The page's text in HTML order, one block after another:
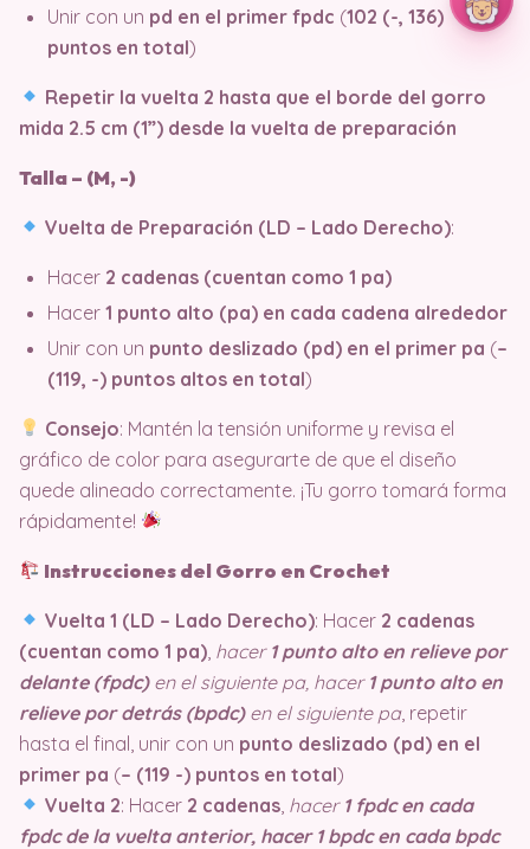
Unir con un pd en el primer fpdc (102 (-, 136)
puntos en total)
Repetir la vuelta 2 hasta que el borde del gorro
mida 2.5 cm (1”) desde la vuelta de preparación
Talla – (M, -)
Vuelta de Preparación (LD – Lado Derecho):
Hacer 2 cadenas (cuentan como 1 pa)
Hacer 1 punto alto (pa) en cada cadena alrededor
Unir con un punto deslizado (pd) en el primer pa (–
(119, -) puntos altos en total)
Consejo: Mantén la tensión uniforme y revisa el
gráfico de color para asegurarte de que el diseño
quede alineado correctamente. ¡Tu gorro tomará forma
rápidamente!
Instrucciones del Gorro en Crochet
Vuelta 1 (LD – Lado Derecho): Hacer 2 cadenas
(cuentan como 1 pa) hacer 1 punto alto en relieve por
delante (fpdc)en el siguiente pa, hacer 1 punto alto en
relieve por detrás (bpdc)en el siguiente pa, repetir
hasta el final, unir con un punto deslizado (pd) en el
primer pa (– (119 -) puntos en total)
Vuelta 2: Hacer 2 cadenas hacer 1 fpdc en cada
fpdc de la vuelta anterior, hacer 1 bpdc en cada bpdc